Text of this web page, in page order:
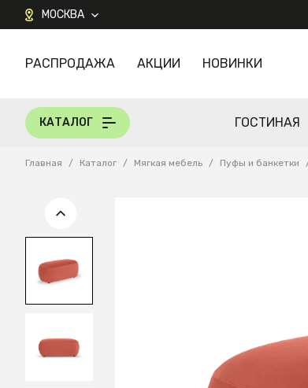
МОСКВА
КАТАЛОГ
РАСПРОДАЖА АКЦИИ НОВИНКИ
КАТАЛОГ ГОСТИНАЯ
Главная / Каталог / Мягкая мебель / Пуфы и банкетки